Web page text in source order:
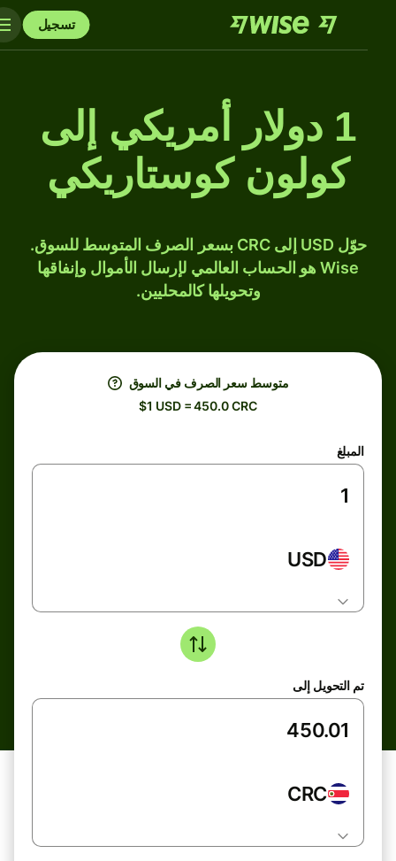
تسجيل
1 دولار أمريكي إلى
كولون كوستاريكي
حوّل USD إلى CRC بسعر الصرف المتوسط للسوق.
Wise هو الحساب العالمي لإرسال الأموال وإنفاقها
وتحويلها كالمحليين.
متوسط ​​سعر الصرف في السوق
$1 USD = 450.0 CRC
المبلغ
USD
تم التحويل إلى
CRC